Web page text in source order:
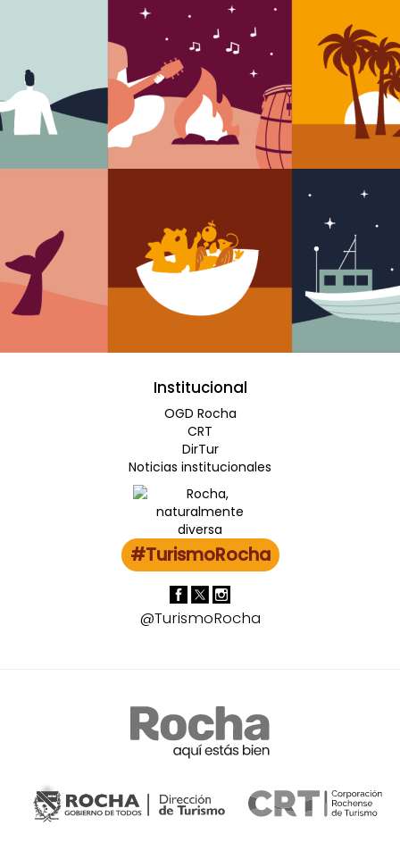
Institucional
OGD Rocha
CRT
DirTur
Noticias institucionales
#TurismoRocha
@TurismoRocha